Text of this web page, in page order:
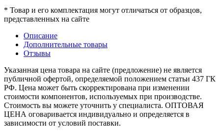
* Товар и его комплектация могут отличаться от образцов,
представленных на сайте
Описание
Дополнительные товары
Отзывы
Указанная цена товара на сайте (предложение) не является
публичной офертой, определяемой положением статьи 437 ГК
РФ. Цена может быть скорректирована при изменении
стоимости компонентов, используемых при производстве.
Стоимость вы можете уточнить у специалиста. ОПТОВАЯ
ЦЕНА оговаривается индивидуально и определяется в
зависимости от условий поставки.